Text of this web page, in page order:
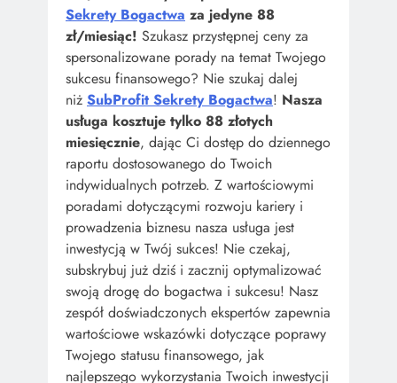
Sekrety Bogactwa za jedyne 88
zł/miesiąc! Szukasz przystępnej ceny za
spersonalizowane porady na temat Twojego
sukcesu finansowego? Nie szukaj dalej
niż SubProfit Sekrety Bogactwa! Nasza
usługa kosztuje tylko 88 złotych
miesięcznie, dając Ci dostęp do dziennego
raportu dostosowanego do Twoich
indywidualnych potrzeb. Z wartościowymi
poradami dotyczącymi rozwoju kariery i
prowadzenia biznesu nasza usługa jest
inwestycją w Twój sukces! Nie czekaj,
subskrybuj już dziś i zacznij optymalizować
swoją drogę do bogactwa i sukcesu! Nasz
zespół doświadczonych ekspertów zapewnia
wartościowe wskazówki dotyczące poprawy
Twojego statusu finansowego, jak
najlepszego wykorzystania Twoich inwestycji